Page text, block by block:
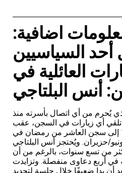
اضافية:
السياسيين
العائلية في
أنس البلتاجي
يُحرم من أي اتصال بأسرته منذ
أي زيارات في السجن، عقب
نقله من سجن بدر 1 إلى سجن العاشر من رمضان في
الشرقية، يوم 8 يونيو/حزيران. ويُحتجز أنس البلتاجي
من تسع سنوات، بالرغم من أن
في أربع دعاوى منفصلة. وتزايدت
بدا ضعيفًا خلال جلسة لتجديد